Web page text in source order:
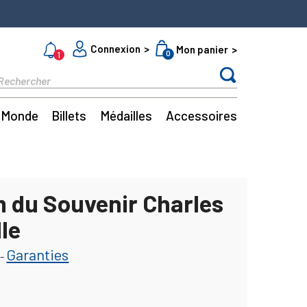
1
Connexion 0 Mon panier
Monde Billets Médailles Accessoires
du Souvenir Charles
Garanties